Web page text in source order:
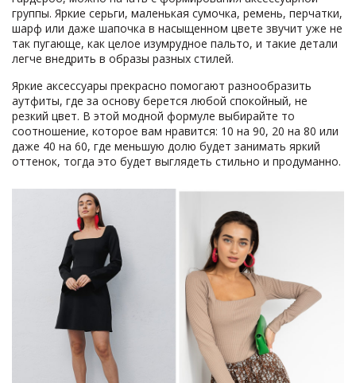
группы. Яркие серьги, маленькая сумочка, ремень, перчатки,
шарф или даже шапочка в насыщенном цвете звучит уже не
так пугающе, как целое изумрудное пальто, и такие детали
легче внедрить в образы разных стилей.
Яркие аксессуары прекрасно помогают разнообразить
аутфиты, где за основу берется любой спокойный, не
резкий цвет. В этой модной формуле выбирайте то
соотношение, которое вам нравится: 10 на 90, 20 на 80 или
даже 40 на 60, где меньшую долю будет занимать яркий
оттенок, тогда это будет выглядеть стильно и продуманно.